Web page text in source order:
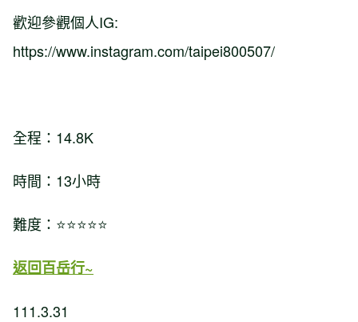
歡迎參觀個人IG:
https://www.instagram.com/taipei800507/
全程：14.8K
時間：13小時
難度：⭐⭐⭐⭐⭐
返回百岳行~
111.3.31